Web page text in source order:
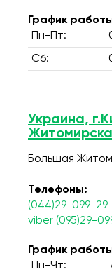
График
Пн-Пт:
Сб:
Украина,
Большая
Телефоны:
(044)29-099-29
viber (095)29-
График
Пн-Чт: